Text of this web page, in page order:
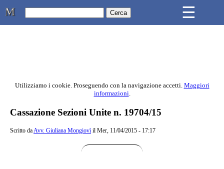
Studio Legale Mongiovì ☰
Contenuto principale della pagina
Utilizziamo i cookie. Proseguendo con la navigazione accetti. Maggiori
informazioni.
Cassazione Sezioni Unite n. 19704/15
Scritto daAvv. Giuliana Mongiovì il Mer, 11/04/2015 - 17:17